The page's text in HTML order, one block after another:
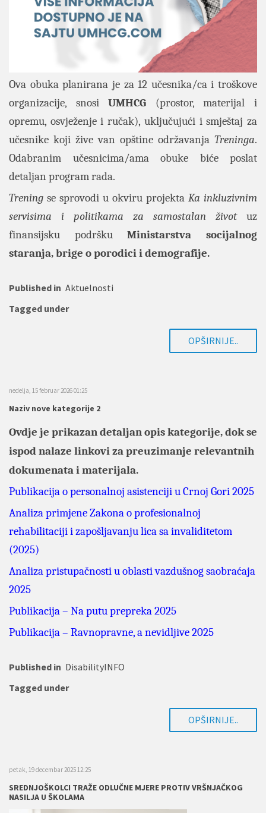
Ova obuka planirana je za 12 učesnika/ca i troškove
organizacije, snosiUMHCG (prostor, materijal i
opremu, osvježenje i ručak), uključujući i smještaj za
učesnike koji žive van opštine održavanja Treninga.
Odabranim učesnicima/ama obuke biće poslat
detaljan program rada.
Trening se sprovodi u okviru projekta Ka inkluzivnim
servisima i politikama za samostalan životuz
finansijsku podrškuMinistarstva socijalnog
staranja, brige o porodici i demografije.
Published in Aktuelnosti
Tagged under
OPŠIRNIJE..
nedelja, 15 februar 2026 01:25
Naziv nove kategorije 2
Ovdje je prikazan detaljan opis kategorije, dok se
ispod nalaze linkovi za preuzimanje relevantnih
dokumenata i materijala.
Publikacija o personalnoj asistenciji u Crnoj Gori 2025
Analiza primjene Zakona o profesionalnoj
rehabilitaciji i zapošljavanju lica sa invaliditetom
(2025)
Analiza pristupačnosti u oblasti vazdušnog saobraćaja
2025
Publikacija – Na putu prepreka 2025
Publikacija – Ravnopravne, a nevidljive 2025
Published in DisabilityINFO
Tagged under
OPŠIRNIJE..
petak, 19 decembar 2025 12:25
SREDNJOŠKOLCI TRAŽE ODLUČNE MJERE PROTIV VRŠNJAČKOG
NASILJA U ŠKOLAMA